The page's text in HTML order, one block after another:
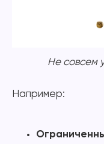
Не совсем
Например: